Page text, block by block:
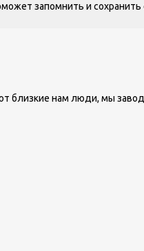
запомнить и
близкие нам люди, мы